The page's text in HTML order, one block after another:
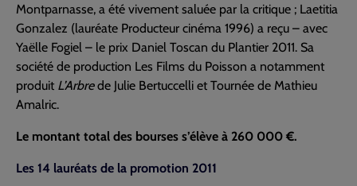
Montparnasse, a été vivement saluée par la critique ; Laetitia
Gonzalez (lauréate Producteur cinéma 1996) a reçu – avec
Yaëlle Fogiel – le prix Daniel Toscan du Plantier 2011. Sa
société de production Les Films du Poisson a notamment
produit L’Arbrede Julie Bertuccelli et Tournée de Mathieu
Amalric.
Le montant total des bourses s’élève à 260 000 €.
Les 14 lauréats de la promotion 2011